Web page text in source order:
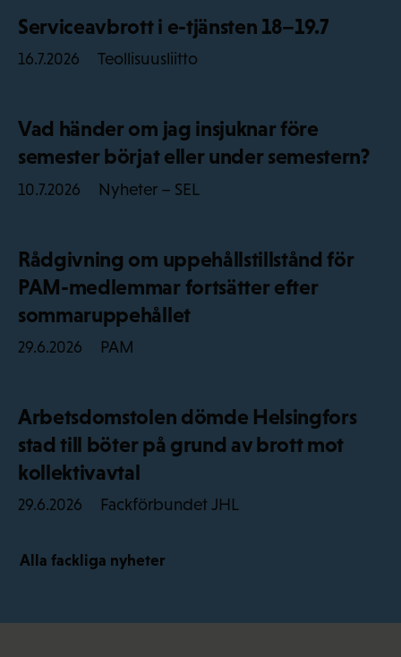
Serviceavbrott i e-tjänsten 18–19.7
16.7.2026 Teollisuusliitto
Vad händer om jag insjuknar före
semester börjat eller under semestern?
10.7.2026 Nyheter – SEL
Rådgivning om uppehållstillstånd för
PAM-medlemmar fortsätter efter
sommaruppehållet
29.6.2026 PAM
Arbetsdomstolen dömde Helsingfors
stad till böter på grund av brott mot
kollektivavtal
29.6.2026 Fackförbundet JHL
Alla fackliga nyheter